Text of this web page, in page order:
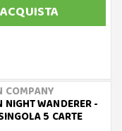
ACQUISTA
COMPANY
NIGHT WANDERER -
5 CARTE